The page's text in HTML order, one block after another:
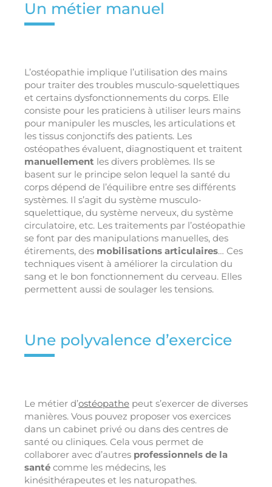
Un métier manuel
L’ostéopathie implique l’utilisation des mains
pour traiter des troubles musculo-squelettiques
et certains dysfonctionnements du corps. Elle
consiste pour les praticiens à utiliser leurs mains
pour manipuler les muscles, les articulations et
les tissus conjonctifs des patients. Les
ostéopathes évaluent, diagnostiquent et traitent
manuellement les divers problèmes. Ils se
basent sur le principe selon lequel la santé du
corps dépend de l’équilibre entre ses différents
systèmes. Il s’agit du système musculo-
squelettique, du système nerveux, du système
circulatoire, etc. Les traitements par l’ostéopathie
se font par des manipulations manuelles, des
étirements, des mobilisations articulaires… Ces
techniques visent à améliorer la circulation du
sang et le bon fonctionnement du cerveau. Elles
permettent aussi de soulager les tensions.
Une polyvalence d’exercice
Le métier d’ostéopathe peut s’exercer de diverses
manières. Vous pouvez proposer vos exercices
dans un cabinet privé ou dans des centres de
santé ou cliniques. Cela vous permet de
collaborer avec d’autres professionnels de la
santé comme les médecins, les
kinésithérapeutes et les naturopathes.